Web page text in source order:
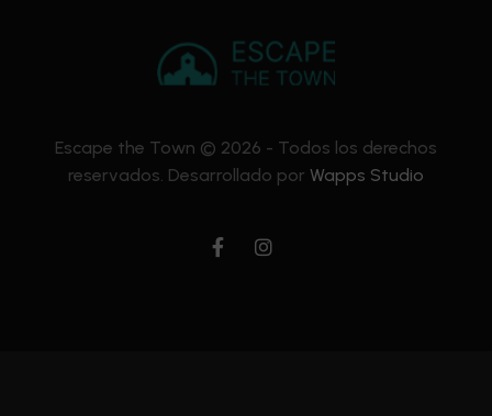
Escape the Town © 2026 - Todos los derechos
reservados. Desarrollado por Wapps Studio